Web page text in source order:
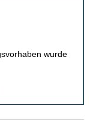
wurde